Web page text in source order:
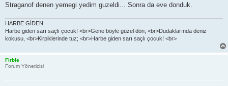
Straganof denen yemegi yedim guzeldi... Sonra da eve donduk.
HARBE GİDEN
Harbe giden sarı saçlı çocuk! <br>Gene böyle güzel dön; <br>Dudaklarında deniz
kokusu, <br>Kirpiklerinde tuz; <br>Harbe giden sarı saçlı çocuk! <br>
Firble
Forum Yöneticisi